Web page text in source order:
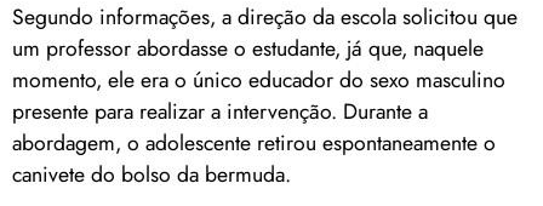
Segundo informações, a direção da escola solicitou que
um professor abordasse o estudante, já que, naquele
momento, ele era o único educador do sexo masculino
presente para realizar a intervenção. Durante a
abordagem, o adolescente retirou espontaneamente o
canivete do bolso da bermuda.